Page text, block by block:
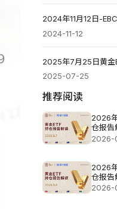
2024-11-12
2025-07-25
推荐阅读
2026
仓报告
易日增
2026-
2026
仓报告
易日增
2026-